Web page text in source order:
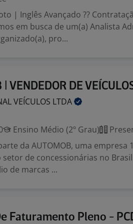
| Inglês Avançado ??
em busca de um(a) Analista
pro...
| VENDEDOR DE
VEÍCULOS LTDA
Ensino Médio (2º Grau)
da AUTOMOB, uma empresa
de concessionárias no
de marcas ...
Faturamento Pleno -